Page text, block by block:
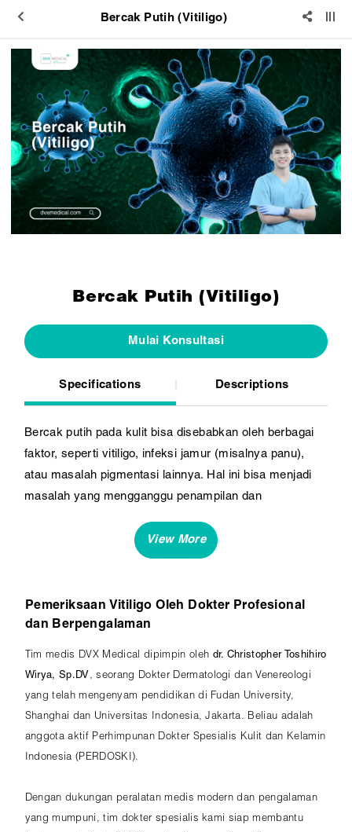
Bercak Putih (Vitiligo)
Bercak Putih (Vitiligo)
Mulai Konsultasi
Specifications Descriptions
Bercak putih pada kulit bisa disebabkan oleh berbagai
faktor, seperti vitiligo, infeksi jamur (misalnya panu),
atau masalah pigmentasi lainnya. Hal ini bisa menjadi
masalah yang mengganggu penampilan dan
hadir untuk membantu Anda mengatasi masalah bercak
putih dengan perawatan yang tepat dan efektif.
Pemeriksaan Vitiligo Oleh Dokter Profesional
dan Berpengalaman
Tim medis DVX Medical dipimpin oleh dr. Christopher Toshihiro
Wirya, Sp.DV , seorang Dokter Dermatologi dan Venereologi
yang telah mengenyam pendidikan di Fudan University,
Shanghai dan Universitas Indonesia, Jakarta. Beliau adalah
anggota aktif Perhimpunan Dokter Spesialis Kulit dan Kelamin
Indonesia (PERDOSKI).
Dengan dukungan peralatan medis modern dan pengalaman
yang mumpuni, tim dokter spesialis kami siap membantu